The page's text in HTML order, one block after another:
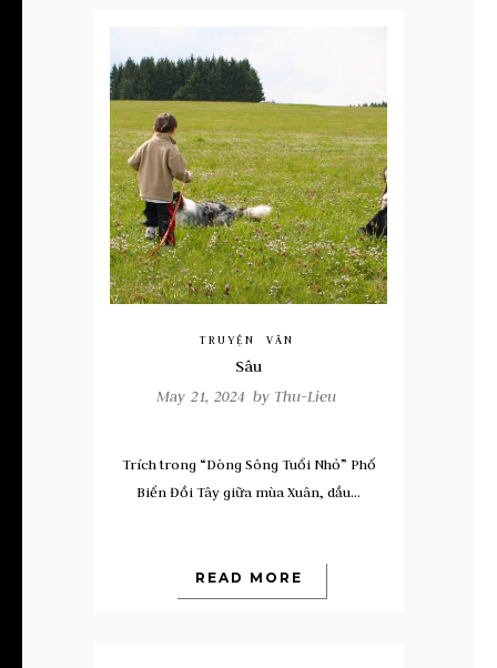
TRUYỆN VĂN
Sâu
May 21, 2024 by Thu-Lieu
Trích trong “Dòng Sông Tuổi Nhỏ” Phố
Biển Đồi Tây giữa mùa Xuân, dầu...
READ MORE